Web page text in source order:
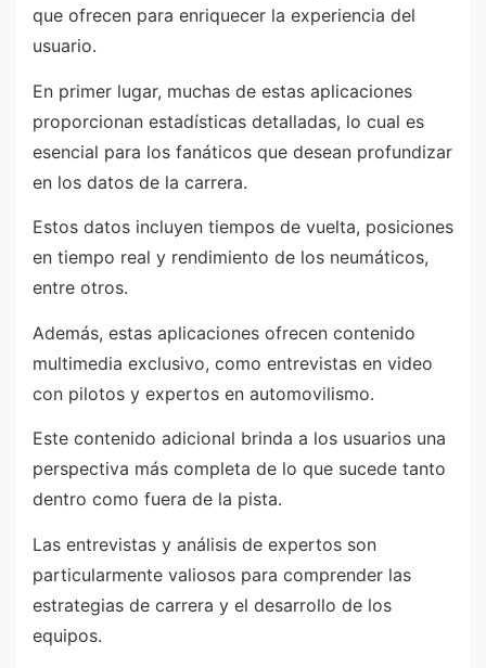
que ofrecen para enriquecer la experiencia del
usuario.
En primer lugar, muchas de estas aplicaciones
proporcionan estadísticas detalladas, lo cual es
esencial para los fanáticos que desean profundizar
en los datos de la carrera.
Estos datos incluyen tiempos de vuelta, posiciones
en tiempo real y rendimiento de los neumáticos,
entre otros.
Además, estas aplicaciones ofrecen contenido
multimedia exclusivo, como entrevistas en video
con pilotos y expertos en automovilismo.
Este contenido adicional brinda a los usuarios una
perspectiva más completa de lo que sucede tanto
dentro como fuera de la pista.
Las entrevistas y análisis de expertos son
particularmente valiosos para comprender las
estrategias de carrera y el desarrollo de los
equipos.